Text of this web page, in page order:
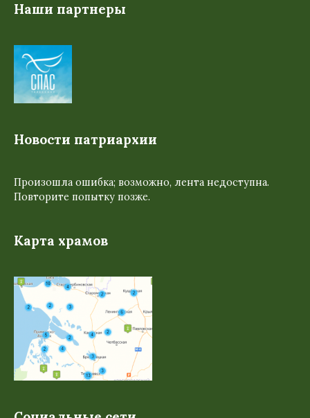
Наши партнеры
Новости патриархии
Произошла ошибка; возможно, лента недоступна.
Повторите попытку позже.
Карта храмов